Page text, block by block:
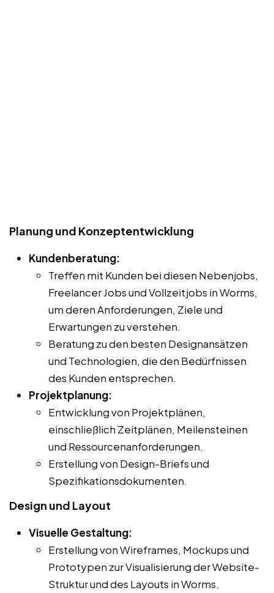
Planung und Konzeptentwicklung
Kundenberatung:
Treffen mit Kunden bei diesen Nebenjobs,
Freelancer Jobs und Vollzeitjobs in Worms,
um deren Anforderungen, Ziele und
Erwartungen zu verstehen.
Beratung zu den besten Designansätzen
und Technologien, die den Bedürfnissen
des Kunden entsprechen.
Projektplanung:
Entwicklung von Projektplänen,
einschließlich Zeitplänen, Meilensteinen
und Ressourcenanforderungen.
Erstellung von Design-Briefs und
Spezifikationsdokumenten.
Design und Layout
Visuelle Gestaltung:
Erstellung von Wireframes, Mockups und
Prototypen zur Visualisierung der Website-
Struktur und des Layouts in Worms.